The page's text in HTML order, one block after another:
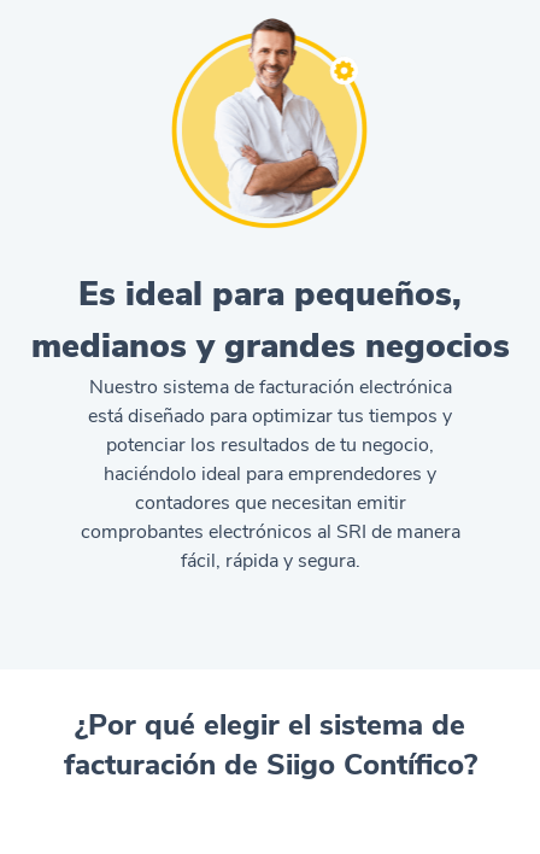
Es ideal para pequeños,
medianos y grandes negocios
Nuestro sistema de facturación electrónica
está diseñado para optimizar tus tiempos y
potenciar los resultados de tu negocio,
haciéndolo ideal para emprendedores y
contadores que necesitan emitir
comprobantes electrónicos al SRI de manera
fácil, rápida y segura.
¿Por qué elegir el sistema de
facturación de Siigo Contífico?